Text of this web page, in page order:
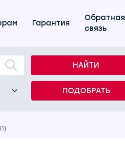
Гарантия
Обратная
связь
НАЙТИ
ПОДОБРАТЬ